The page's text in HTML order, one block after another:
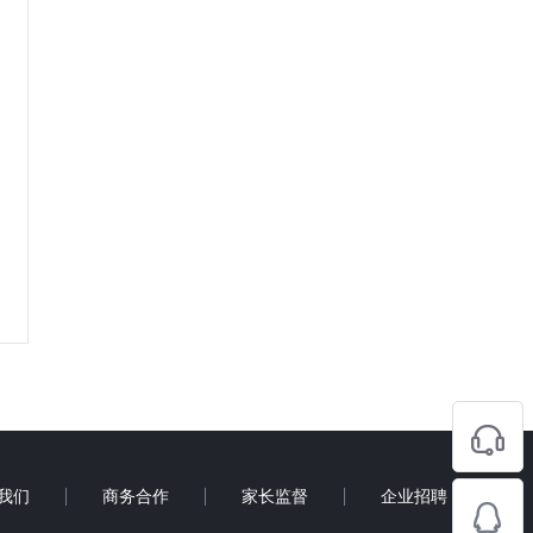
们 商务合作 家长监督 企业招聘